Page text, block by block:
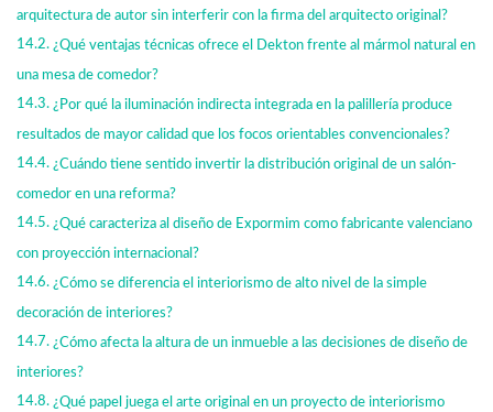
arquitectura de autor sin interferir con la firma del arquitecto original?
¿Qué ventajas técnicas ofrece el Dekton frente al mármol natural en
una mesa de comedor?
¿Por qué la iluminación indirecta integrada en la palillería produce
resultados de mayor calidad que los focos orientables convencionales?
¿Cuándo tiene sentido invertir la distribución original de un salón-
comedor en una reforma?
¿Qué caracteriza al diseño de Expormim como fabricante valenciano
con proyección internacional?
¿Cómo se diferencia el interiorismo de alto nivel de la simple
decoración de interiores?
¿Cómo afecta la altura de un inmueble a las decisiones de diseño de
interiores?
¿Qué papel juega el arte original en un proyecto de interiorismo